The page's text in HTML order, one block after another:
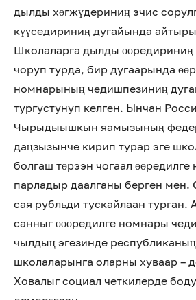
дылды хөгжүдериниң эчис
күүседириниң дугайында
Школаларга дылды өөредириниң
чоруп турда, бир дугаарында
номнарының чедишпезиниң
тургустунуп келген. Ынчан
Чырыдыышкын яамызының
даңзызынче кирип турар эге
болгаш төрээн чогаал
парладыр даалганы берген мен.
сая рубльди тускайлаан турган.
санныг өөөредилге номнары
чылдың эгезинде
школаларынга оларны хуваар –
Ховалыг социал четкилерде